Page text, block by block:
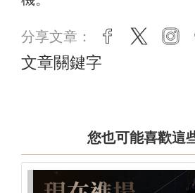
分享文章： facebook
twitter
文章關鍵字
您也可能喜歡這